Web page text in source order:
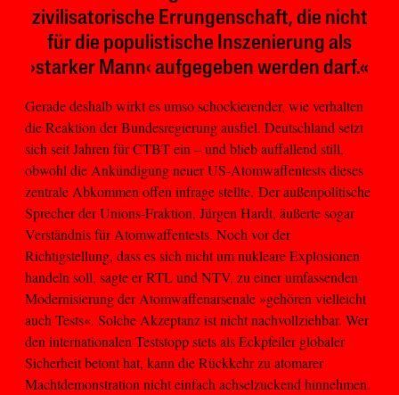
zivilisatorische Errungenschaft, die nicht
für die populistische Inszenierung als
›starker Mann‹ aufgegeben werden darf.«
Gerade deshalb wirkt es umso schockierender, wie verhalten
die Reaktion der Bundesregierung ausfiel. Deutschland setzt
sich seit Jahren für CTBT ein – und blieb auffallend still,
obwohl die Ankündigung neuer US-Atomwaffentests dieses
zentrale Abkommen offen infrage stellte. Der außenpolitische
Sprecher der Unions-Fraktion, Jürgen Hardt, äußerte sogar
Verständnis für Atomwaffentests. Noch vor der
Richtigstellung, dass es sich nicht um nukleare Explosionen
handeln soll, sagte er RTL und NTV, zu einer umfassenden
Modernisierung der Atomwaffenarsenale »gehören vielleicht
auch Tests«. Solche Akzeptanz ist nicht nachvollziehbar. Wer
den internationalen Teststopp stets als Eckpfeiler globaler
Sicherheit betont hat, kann die Rückkehr zu atomarer
Machtdemonstration nicht einfach achselzuckend hinnehmen.